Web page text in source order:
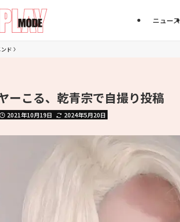
ニュース
ド
ーこる、乾青宗で自撮り投稿
2021年10月19日 2024年5月20日